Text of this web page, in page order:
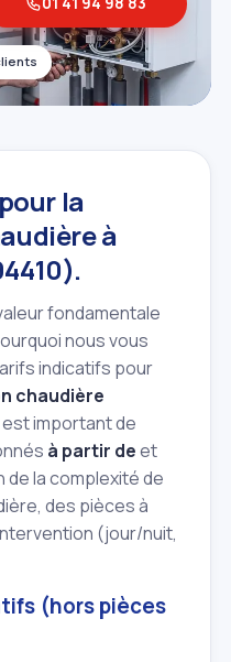
la
à
fondamentale
nous vous
indicatifs pour
chaudière
est important de
à partir deet
la complexité de
des pièces à
(jour/nuit,
(hors pièces